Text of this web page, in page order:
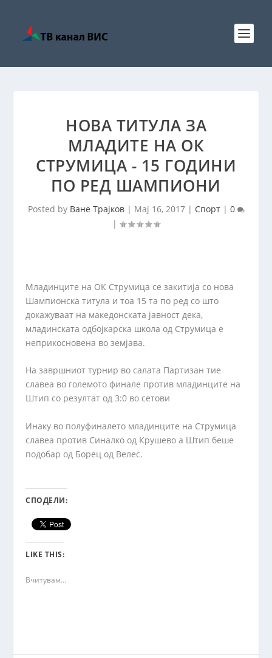
НОВА ТИТУЛА ЗА
МЛАДИТЕ НА ОК
СТРУМИЦА - 15 ГОДИНИ
ПО РЕД ШАМПИОНИ
Posted by Ване Трајков| Мај 16, 2017| Спорт| 0
|
Младинците на ОК Струмица се закитија со нова
Шампионска титула и тоа 15 та по ред со што
докажуваат на македонската јавност дека,
младинската одбојкарска школа од Струмица е
неприкосновена во земјава.
На завршниот турнир во салата Партизан тие
славеа во големото финале против младинците на
Штип со резултат од 3:0 во сетови
Инаку во полуфиналето младинците на Струмица
славеа против Синалко од Крушево а Штип беше
подобар од Борец од Велес.
СПОДЕЛИ:
LIKE THIS:
Вчитувам...